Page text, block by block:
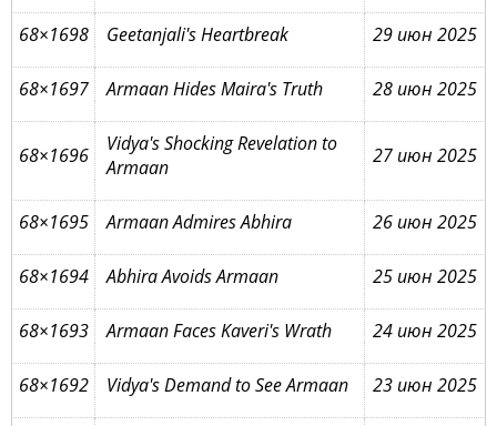
68×1698 Geetanjali's Heartbreak 29 июн 2025
68×1697 Armaan Hides Maira's Truth 28 июн 2025
68×1696
Vidya's Shocking Revelation to
Armaan
27 июн 2025
68×1695 Armaan Admires Abhira 26 июн 2025
68×1694 Abhira Avoids Armaan 25 июн 2025
68×1693 Armaan Faces Kaveri's Wrath 24 июн 2025
68×1692 Vidya's Demand to See Armaan 23 июн 2025